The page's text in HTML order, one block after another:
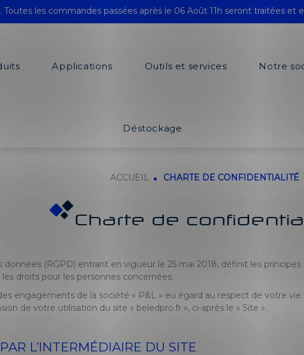
Toutes les commandes passées après le 06 Août 11h seront traitées
Applications Outils et services Notre
Déstockage
ACCUEIL CHARTE DE CONFIDENTIALITÉ
Charte de
(RGPD) entrant en vigueur le 25 mai 2018, définit les
droits pour les personnes concernées.
engagements de la société « P&L » eu égard au respect de votre
de votre utilisation du site « beledpro.fr », ci-après le « Site ».
L’INTERMÉDIAIRE DU SITE